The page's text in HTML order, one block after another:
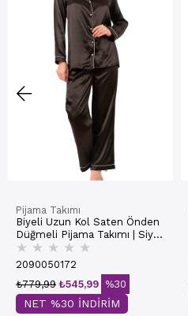
Pijama Takımı
Biyeli Uzun Kol Saten Önden
Düğmeli Pijama Takımı | Siyah
7647
★ ★ ★ ★ ★
2090050172
₺545,99
₺779,99 %30
NET %30 İNDİRİM